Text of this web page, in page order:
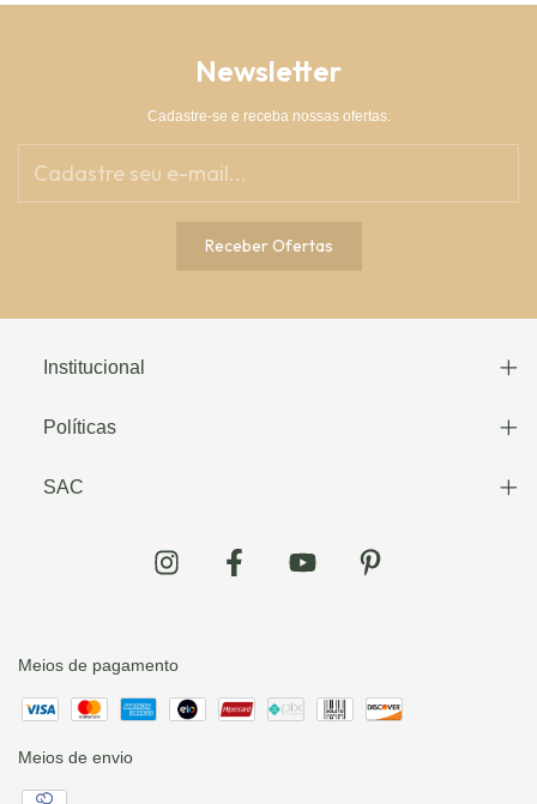
Newsletter
Cadastre-se e receba nossas ofertas.
Institucional
Políticas
SAC
Meios de pagamento
Meios de envio